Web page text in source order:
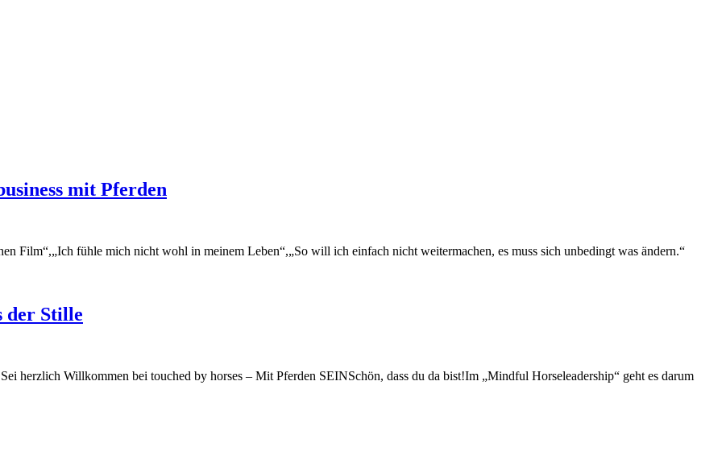
mit Pferden
Film“,„Ich fühle mich nicht wohl in meinem Leben“,„So will ich einfach nicht weitermachen, es muss sich unbedingt was ändern.“
der Stille
herzlich Willkommen bei touched by horses – Mit Pferden SEINSchön, dass du da bist!Im „Mindful Horseleadership“ geht es darum